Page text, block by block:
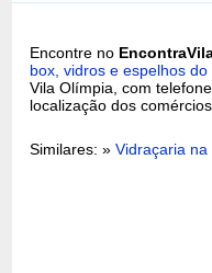
Encontre no
box, vidros e espelhos
Vila Olímpia, com
localização dos
Similares: »Vidraçaria na